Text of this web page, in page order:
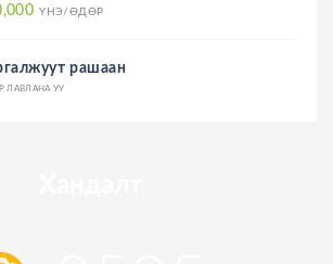
ҮНЭ/ӨДӨР
рашаан
ЛАВЛАНА УУ